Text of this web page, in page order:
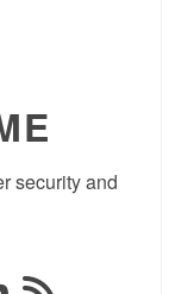
security and